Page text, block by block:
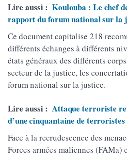
Lire aussi : Koulouba : Le chef
rapport du forum national sur la
Ce document capitalise 218
différents échanges à différents
états généraux des différents
secteur de la justice, les
forum national sur la justice.
Lire aussi : Attaque terroriste
d’une cinquantaine de
Face à la recrudescence des
Forces armées maliennes (FAMa)